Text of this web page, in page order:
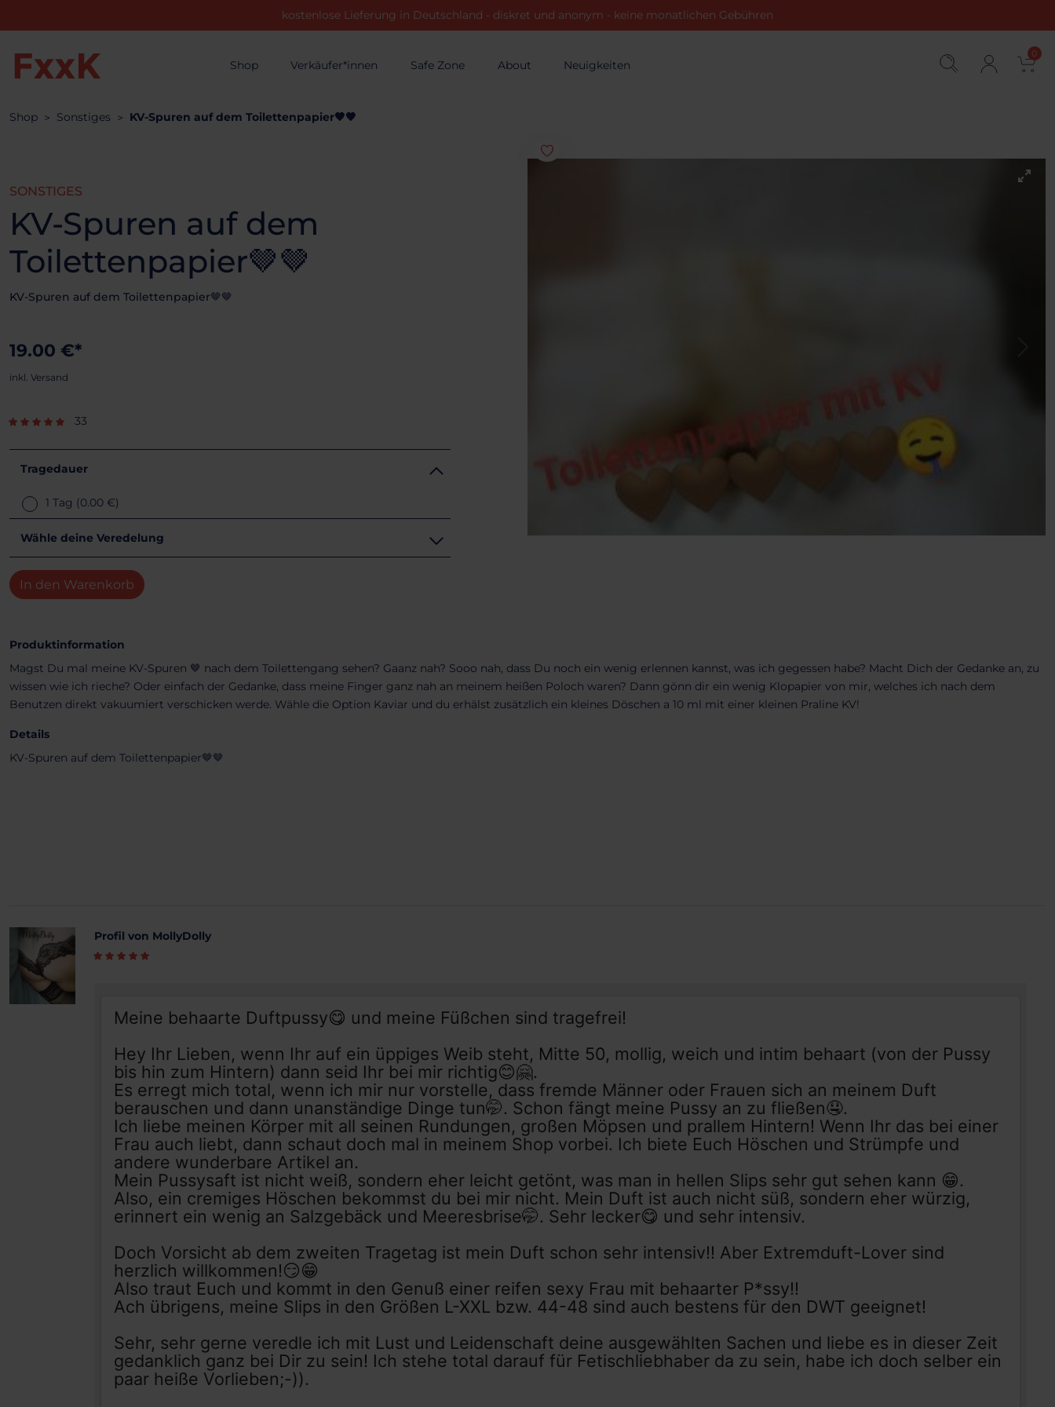
kostenlose Lieferung in Deutschland - diskret und anonym - keine monatlichen Gebühren
Shop Verkäufer*innen Safe Zone About Neuigkeiten
0
Shop Sonstiges KV-Spuren auf dem Toilettenpapier🤎🤎
SONSTIGES
KV-Spuren auf dem
Toilettenpapier🤎🤎
KV-Spuren auf dem Toilettenpapier🤎🤎
19.00 €*
inkl. Versand
33
Tragedauer
1 Tag (0.00 €)
Wähle deine Veredelung
In den Warenkorb
Produktinformation
Magst Du mal meine KV-Spuren 🤎 nach dem Toilettengang sehen? Gaanz nah? Sooo nah, dass Du noch ein wenig erlennen kannst, was ich gegessen habe? Macht Dich der Gedanke an, zu
wissen wie ich rieche? Oder einfach der Gedanke, dass meine Finger ganz nah an meinem heißen Poloch waren? Dann gönn dir ein wenig Klopapier von mir, welches ich nach dem
Benutzen direkt vakuumiert verschicken werde. Wähle die Option Kaviar und du erhälst zusätzlich ein kleines Döschen a 10 ml mit einer kleinen Praline KV!
Details
KV-Spuren auf dem Toilettenpapier🤎🤎
Profil von MollyDolly
Meine behaarte Duftpussy😋 und meine Füßchen sind tragefrei!
Hey Ihr Lieben, wenn Ihr auf ein üppiges Weib steht, Mitte 50, mollig, weich und intim behaart (von der Pussy
bis hin zum Hintern) dann seid Ihr bei mir richtig😊🤗.
Es erregt mich total, wenn ich mir nur vorstelle, dass fremde Männer oder Frauen sich an meinem Duft
berauschen und dann unanständige Dinge tun🤭. Schon fängt meine Pussy an zu fließen🤤.
Ich liebe meinen Körper mit all seinen Rundungen, großen Möpsen und prallem Hintern! Wenn Ihr das bei einer
Frau auch liebt, dann schaut doch mal in meinem Shop vorbei. Ich biete Euch Höschen und Strümpfe und
andere wunderbare Artikel an.
Mein Pussysaft ist nicht weiß, sondern eher leicht getönt, was man in hellen Slips sehr gut sehen kann 😁.
Also, ein cremiges Höschen bekommst du bei mir nicht. Mein Duft ist auch nicht süß, sondern eher würzig,
erinnert ein wenig an Salzgebäck und Meeresbrise🤭. Sehr lecker😋 und sehr intensiv.
Doch Vorsicht ab dem zweiten Tragetag ist mein Duft schon sehr intensiv!! Aber Extremduft-Lover sind
herzlich willkommen!😏😁
Also traut Euch und kommt in den Genuß einer reifen sexy Frau mit behaarter P*ssy!!
Ach übrigens, meine Slips in den Größen L-XXL bzw. 44-48 sind auch bestens für den DWT geeignet!
Sehr, sehr gerne veredle ich mit Lust und Leidenschaft deine ausgewählten Sachen und liebe es in dieser Zeit
gedanklich ganz bei Dir zu sein! Ich stehe total darauf für Fetischliebhaber da zu sein, habe ich doch selber ein
paar heiße Vorlieben;-)).